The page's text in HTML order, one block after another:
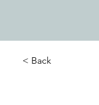
< Back